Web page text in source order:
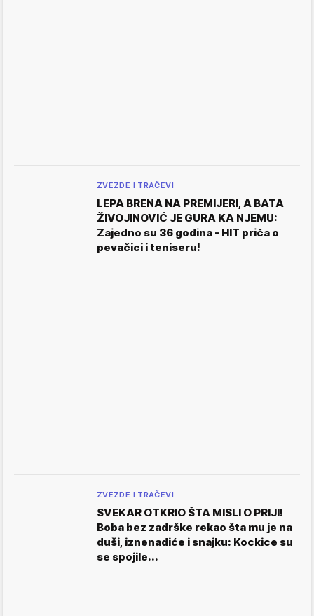
ZVEZDE I TRAČEVI
LEPA BRENA NA PREMIJERI, A BATA
ŽIVOJINOVIĆ JE GURA KA NJEMU:
Zajedno su 36 godina - HIT priča o
pevačici i teniseru!
ZVEZDE I TRAČEVI
SVEKAR OTKRIO ŠTA MISLI O PRIJI!
Boba bez zadrške rekao šta mu je na
duši, iznenadiće i snajku: Kockice su
se spojile...